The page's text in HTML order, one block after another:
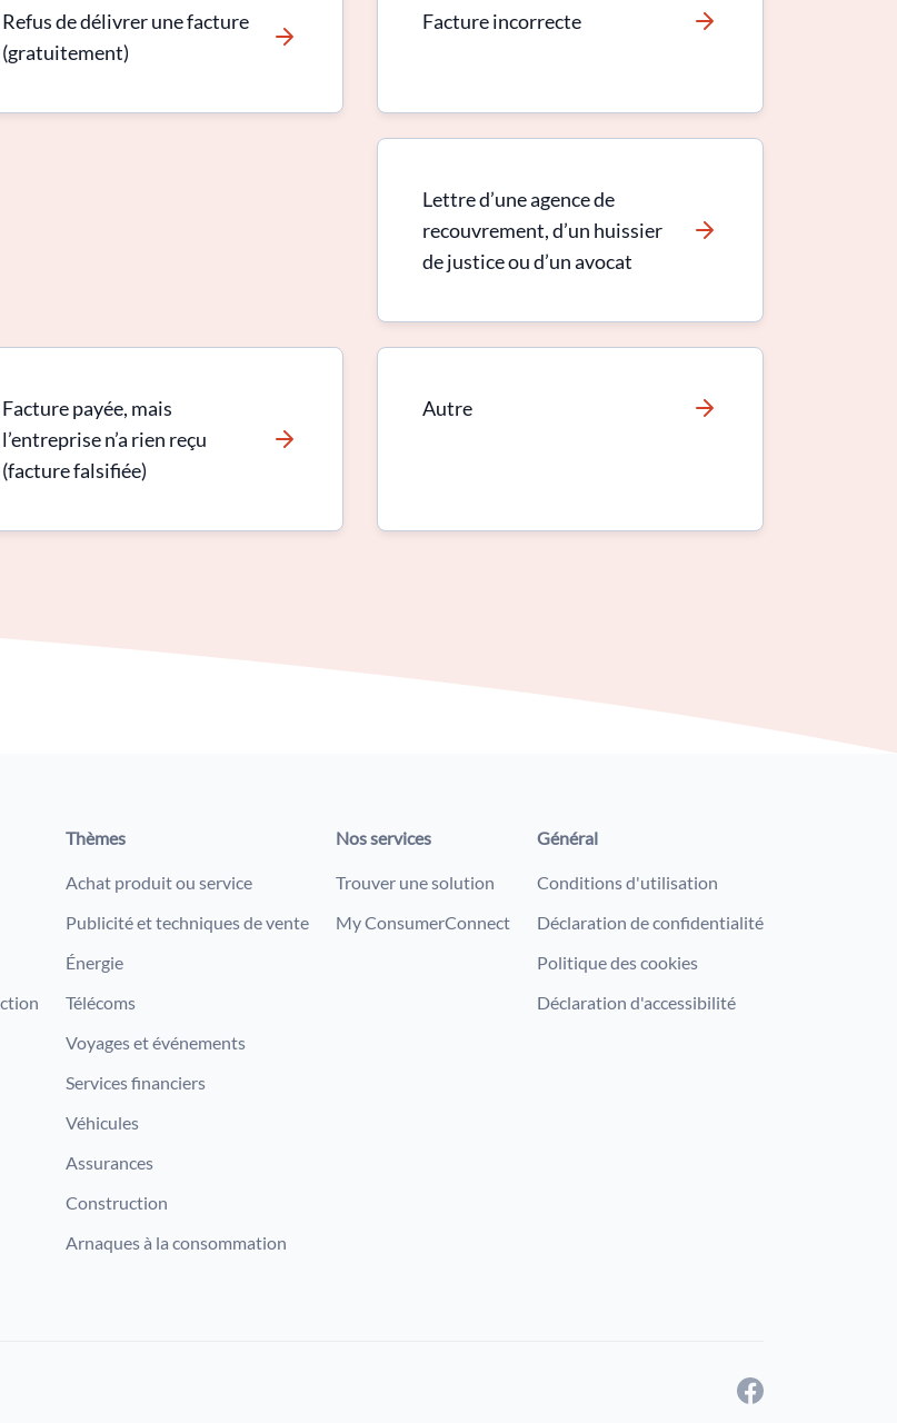
Refus de délivrer une facture
(gratuitement)
Facture incorrecte
Lettre d’une agence de
recouvrement, d’un huissier
de justice ou d’un avocat
Facture payée, mais
l’entreprise n’a rien reçu
(facture falsifiée)
Autre
Thèmes
Achat produit ou service
Publicité et techniques de vente
Énergie
Télécoms
Voyages et événements
Services financiers
Véhicules
Assurances
Construction
Arnaques à la consommation
Nos services
Trouver une solution
My ConsumerConnect
Général
Conditions d'utilisation
Déclaration de confidentialité
Politique des cookies
Déclaration d'accessibilité